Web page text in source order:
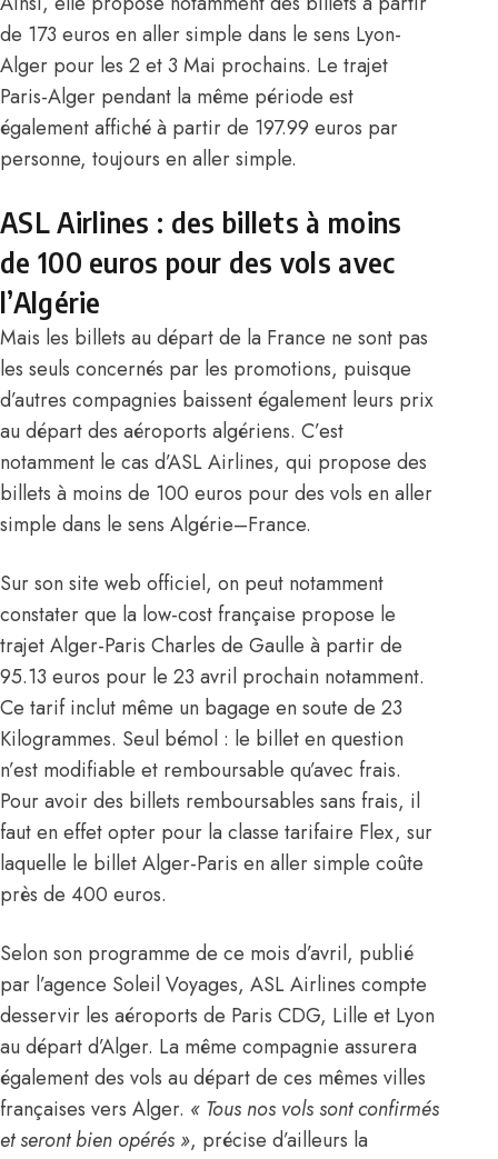
de 173 euros en aller simple dans le sens Lyon-
Alger pour les 2 et 3 Mai prochains. Le trajet
Paris-Alger pendant la même période est
également affiché à partir de 197.99 euros par
personne, toujours en aller simple.
ASL Airlines : des billets à moins
de 100 euros pour des vols avec
l’Algérie
Mais les billets au départ de la France ne sont pas
les seuls concernés par les promotions, puisque
d’autres compagnies baissent également leurs prix
au départ des aéroports algériens. C’est
notamment le cas d’ASL Airlines, qui propose des
billets à moins de 100 euros pour des vols en aller
simple dans le sens Algérie–France.
Sur son site web officiel, on peut notamment
constater que la low-cost française propose le
trajet Alger-Paris Charles de Gaulle à partir de
95.13 euros pour le 23 avril prochain notamment.
Ce tarif inclut même un bagage en soute de 23
Kilogrammes. Seul bémol : le billet en question
n’est modifiable et remboursable qu’avec frais.
Pour avoir des billets remboursables sans frais, il
faut en effet opter pour la classe tarifaire Flex, sur
laquelle le billet Alger-Paris en aller simple coûte
près de 400 euros.
Selon son programme de ce mois d’avril, publié
par l’agence Soleil Voyages, ASL Airlines compte
desservir les aéroports de Paris CDG, Lille et Lyon
au départ d’Alger. La même compagnie assurera
également des vols au départ de ces mêmes villes
françaises vers Alger. « Tous nos vols sont confirmés
et seront bien opérés », précise d’ailleurs la